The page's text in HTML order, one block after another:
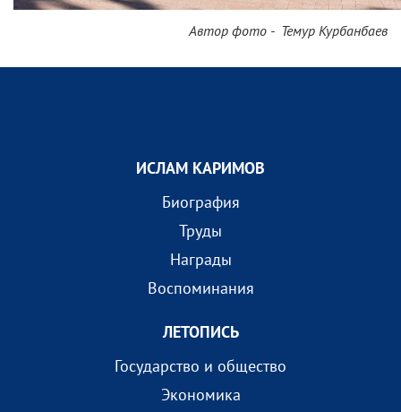
Автор фото - Темур Курбанбаев
ИСЛАМ КАРИМОВ
Биография
Труды
Награды
Воспоминания
ЛЕТОПИСЬ
Государство и общество
Экономика